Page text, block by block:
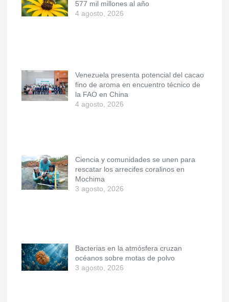
577 mil millones al año
4 agosto, 2026
Venezuela presenta potencial del cacao
fino de aroma en encuentro técnico de
la FAO en China
4 agosto, 2026
Ciencia y comunidades se unen para
rescatar los arrecifes coralinos en
Mochima
3 agosto, 2026
Bacterias en la atmósfera cruzan
océanos sobre motas de polvo
3 agosto, 2026